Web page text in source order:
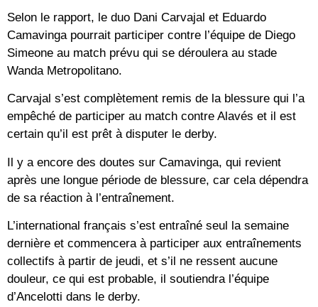
Selon le rapport, le duo Dani Carvajal et Eduardo
Camavinga pourrait participer contre l’équipe de Diego
Simeone au match prévu qui se déroulera au stade
Wanda Metropolitano.
Carvajal s’est complètement remis de la blessure qui l’a
empêché de participer au match contre Alavés et il est
certain qu’il est prêt à disputer le derby.
Il y a encore des doutes sur Camavinga, qui revient
après une longue période de blessure, car cela dépendra
de sa réaction à l’entraînement.
L’international français s’est entraîné seul la semaine
dernière et commencera à participer aux entraînements
collectifs à partir de jeudi, et s’il ne ressent aucune
douleur, ce qui est probable, il soutiendra l’équipe
d’Ancelotti dans le derby.